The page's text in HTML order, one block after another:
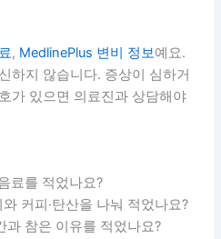
, MedlinePlus 변비 정보예요.
하지 않습니다. 증상이 심하거
가 있으면 의료진과 상담해야
료를 적었나요?
커피·탄산을 나눠 적었나요?
과 참은 이유를 적었나요?